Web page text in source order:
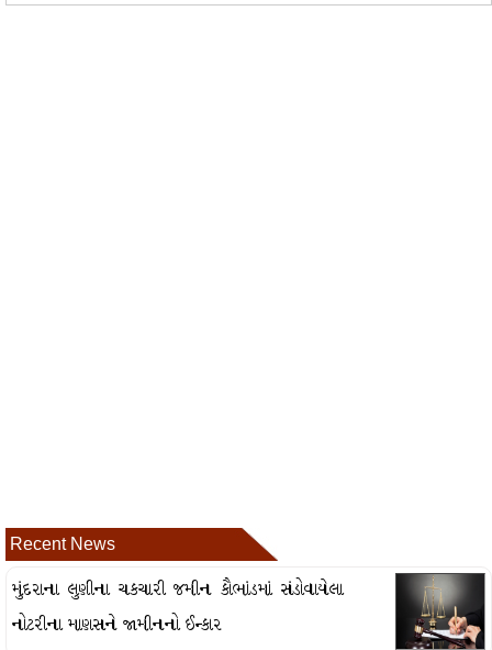
Recent News
મુંદરાના લુણીના ચકચારી જમીન કૌભાંડમાં સંડોવાયેલા
નોટરીના માણસને જામીનનો ઈન્કાર